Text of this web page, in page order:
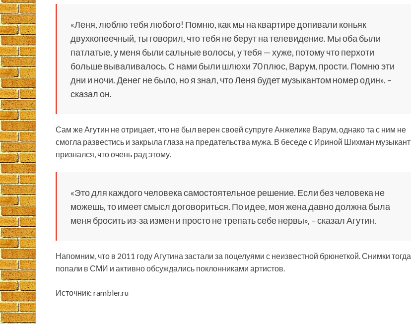
«Леня, люблю тебя любого! Помню, как мы на квартире допивали коньяк
двухкопеечный, ты говорил, что тебя не берут на телевидение. Мы оба были
патлатые, у меня были сальные волосы, у тебя — хуже, потому что перхоти
больше вываливалось. С нами были шлюхи 70 плюс, Варум, прости. Помню эти
дни и ночи. Денег не было, но я знал, что Леня будет музыкантом номер один». –
сказал он.
Сам же Агутин не отрицает, что не был верен своей супруге Анжелике Варум, однако та с ним не
смогла развестись и закрыла глаза на предательства мужа. В беседе с Ириной Шихман музыкант
признался, что очень рад этому.
«Это для каждого человека самостоятельное решение. Если без человека не
можешь, то имеет смысл договориться. По идее, моя жена давно должна была
меня бросить из-за измен и просто не трепать себе нервы», – сказал Агутин.
Напомним, что в 2011 году Агутина застали за поцелуями с неизвестной брюнеткой. Снимки тогда
попали в СМИ и активно обсуждались поклонниками артистов.
Источник: rambler.ru